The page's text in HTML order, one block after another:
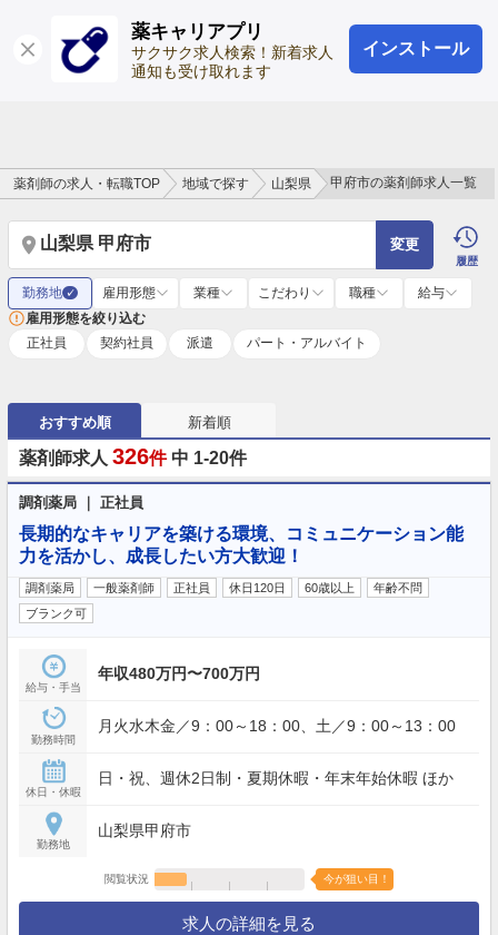
薬キャリアプリ
サクサク求人検索！新着求人
通知も受け取れます
インストール
ログイン 会員登録
薬剤師の求人・転職TOP 地域で探す 山梨県 甲府市の薬剤師求人一覧
山梨県 甲府市 変更
履歴
勤務地 ✓ 雇用形態 業種 こだわり 職種
給与
雇用形態を絞り込む
正社員
契約社員 派遣 パート・アルバイト
おすすめ順 新着順
薬剤師求人 326件 中 1-20件
調剤薬局 ｜ 正社員
長期的なキャリアを築ける環境、コミュニケーション能
力を活かし、成長したい方大歓迎！
調剤薬局 一般薬剤師 正社員 休日120日 60歳以上
年齢不問
ブランク可
給与・手当
年収480万円〜700万円
勤務時間
月火水木金／9：00～18：00、土／9：00～13：00
休日・休暇
日・祝、週休2日制・夏期休暇・年末年始休暇 ほか
勤務地
山梨県甲府市
閲覧状況 今が狙い目！
求人の詳細を見る